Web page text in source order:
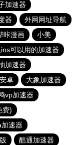
加速器
器
外网网址导航
咔漫画
小美
可以用的加速器
加速器
卓
大象加速器
vp加速器
费)
速器
酷通加速器